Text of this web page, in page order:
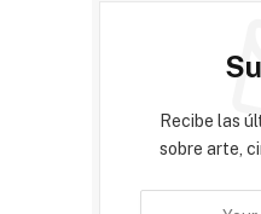
Recibe las
sobre arte,